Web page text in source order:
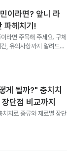
이라면? 앞니 라
파헤치기!
라면 주목해 주세요. 구체
, 유의사항까지 알려드릴
게 될까?" 충치치
단점 비교까지
치료 종류와 재료별 장단